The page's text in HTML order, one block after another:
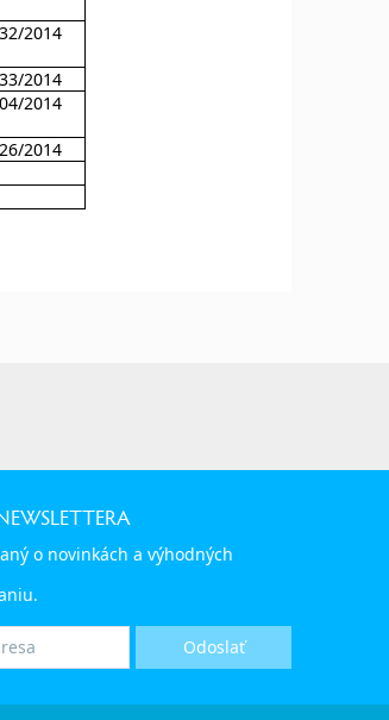
2014
2014
2014
2014
o novinkách a výhodných